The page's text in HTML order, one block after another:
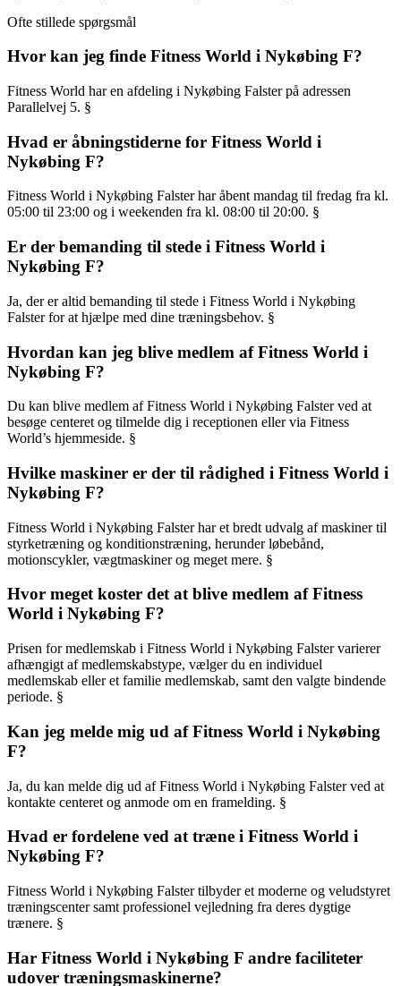
Ofte stillede spørgsmål
Hvor kan jeg finde Fitness World i Nykøbing F?
Fitness World har en afdeling i Nykøbing Falster på adressen
Parallelvej 5. §
Hvad er åbningstiderne for Fitness World i
Nykøbing F?
Fitness World i Nykøbing Falster har åbent mandag til fredag fra kl.
05:00 til 23:00 og i weekenden fra kl. 08:00 til 20:00. §
Er der bemanding til stede i Fitness World i
Nykøbing F?
Ja, der er altid bemanding til stede i Fitness World i Nykøbing
Falster for at hjælpe med dine træningsbehov. §
Hvordan kan jeg blive medlem af Fitness World i
Nykøbing F?
Du kan blive medlem af Fitness World i Nykøbing Falster ved at
besøge centeret og tilmelde dig i receptionen eller via Fitness
World’s hjemmeside. §
Hvilke maskiner er der til rådighed i Fitness World i
Nykøbing F?
Fitness World i Nykøbing Falster har et bredt udvalg af maskiner til
styrketræning og konditionstræning, herunder løbebånd,
motionscykler, vægtmaskiner og meget mere. §
Hvor meget koster det at blive medlem af Fitness
World i Nykøbing F?
Prisen for medlemskab i Fitness World i Nykøbing Falster varierer
afhængigt af medlemskabstype, vælger du en individuel
medlemskab eller et familie medlemskab, samt den valgte bindende
periode. §
Kan jeg melde mig ud af Fitness World i Nykøbing
F?
Ja, du kan melde dig ud af Fitness World i Nykøbing Falster ved at
kontakte centeret og anmode om en framelding. §
Hvad er fordelene ved at træne i Fitness World i
Nykøbing F?
Fitness World i Nykøbing Falster tilbyder et moderne og veludstyret
træningscenter samt professionel vejledning fra deres dygtige
trænere. §
Har Fitness World i Nykøbing F andre faciliteter
udover træningsmaskinerne?